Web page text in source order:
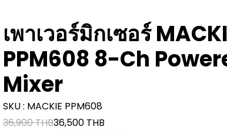
เพาเวอร์มิกเซอร์
PPM608 8-Ch
Mixer
SKU : MACKIE PPM608
36,900 THB36,500 THB